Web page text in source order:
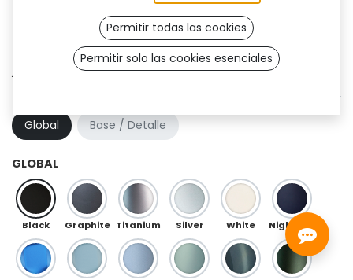
Atlantis (TT)
Global
Base / Detalle
GLOBAL
Black Graphite Titanium Silver White
Permitir todas las cookies
Permitir solo las cookies esenciales